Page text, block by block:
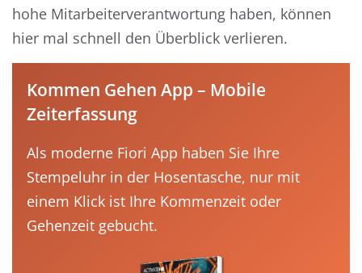
hohe Mitarbeiterverantwortung haben, können
hier mal schnell den Überblick verlieren.
Kommen Gehen App – Mobile
Zeiterfassung
Als moderne Fiori App haben Sie Ihre
Stempeluhr in der Hosentasche, nur mit
einem Klick ist Ihre Kommenzeit oder
Gehenzeit gebucht.